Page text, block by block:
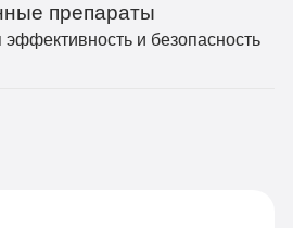
препараты
эффективность и безопасность